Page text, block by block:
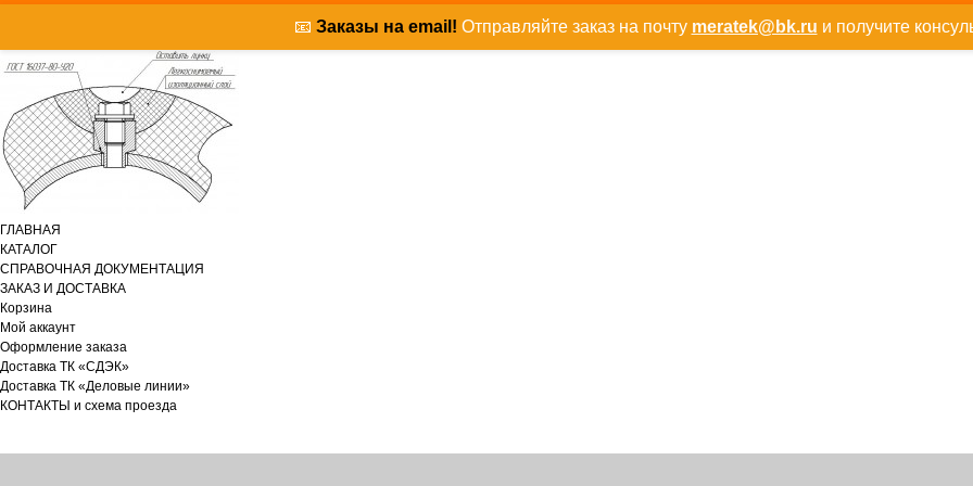
📧 Заказы на email! Отправляйте заказ на почту meratek@bk.ru и получите
ГЛАВНАЯ
КАТАЛОГ
СПРАВОЧНАЯ ДОКУМЕНТАЦИЯ
ЗАКАЗ И ДОСТАВКА
Корзина
Мой аккаунт
Оформление заказа
Доставка ТК «СДЭК»
Доставка ТК «Деловые линии»
КОНТАКТЫ и схема проезда